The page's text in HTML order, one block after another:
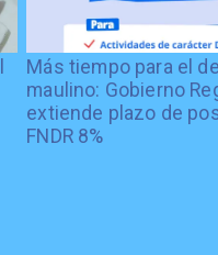
Más tiempo para el
maulino: Gobierno
extiende plazo de
FNDR 8%